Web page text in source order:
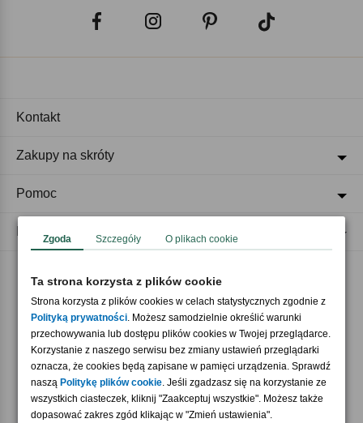
Akceptujemy płatności
Nasi partnerzy
Kontakt
Zakupy na skróty
Pomoc
Zgoda Szczegóły O plikach cookie
Ta strona korzysta z plików cookie
Strona korzysta z plików cookies w celach statystycznych zgodnie z
Polityką prywatności. Możesz samodzielnie określić warunki
przechowywania lub dostępu plików cookies w Twojej przeglądarce.
Korzystanie z naszego serwisu bez zmiany ustawień przeglądarki
oznacza, że cookies będą zapisane w pamięci urządzenia. Sprawdź
naszą Politykę plików cookie. Jeśli zgadzasz się na korzystanie ze
wszystkich ciasteczek, kliknij "Zaakceptuj wszystkie". Możesz także
dopasować zakres zgód klikając w "Zmień ustawienia".